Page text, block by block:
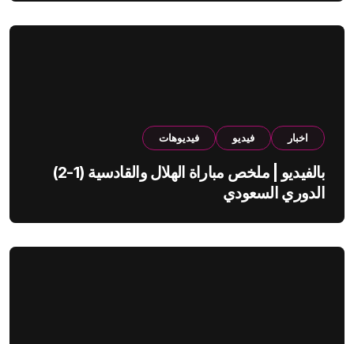
اخبار فيديو فيديوهات
بالفيديو | ملخص مباراة الهلال والقادسية (1-2)
الدوري السعودي